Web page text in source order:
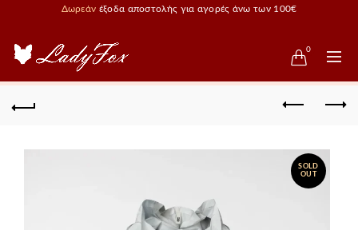
Δωρεάν έξοδα αποστολής για αγορές άνω των 100€
0
SOLD
OUT